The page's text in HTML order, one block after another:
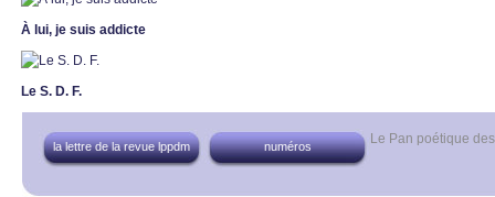
À lui, je suis addicte
Le S. D. F.
Le Pan poétique
la lettre de la revue lppdm numéros